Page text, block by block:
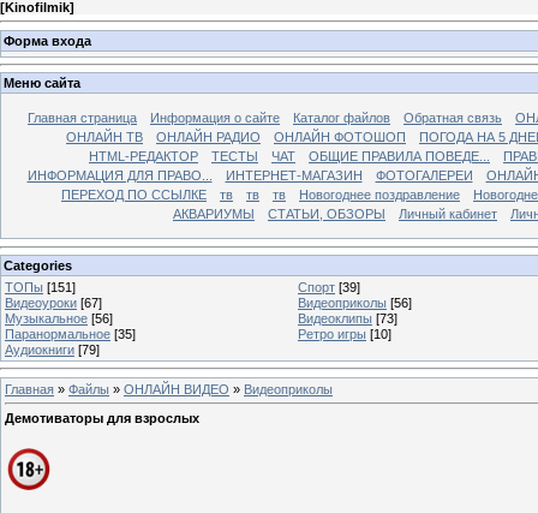
[Kinofilmik]
Форма входа
Меню сайта
Главная страница Информация о сайте Каталог файлов Обратная связь
ОНЛАЙН ТВ
ОНЛАЙН РАДИО ОНЛАЙН ФОТОШОП
ПОГОДА НА 5
HTML-РЕДАКТОР
ТЕСТЫ ЧАТ ОБЩИЕ ПРАВИЛА ПОВЕДЕ...
ИНФОРМАЦИЯ ДЛЯ ПРАВО...
ИНТЕРНЕТ-МАГАЗИН ФОТОГАЛЕРЕИ
ПЕРЕХОД ПО ССЫЛКЕ
тв тв тв Новогоднее поздравление
АКВАРИУМЫ
СТАТЬИ, ОБЗОРЫ Личный кабинет
Categories
ТОПы [151] Спорт [39]
Видеоуроки [67] Видеоприколы [56]
Музыкальное [56] Видеоклипы [73]
Паранормальное [35] Ретро игры [10]
Аудиокниги [79]
Главная » Файлы » ОНЛАЙН ВИДЕО » Видеоприколы
Демотиваторы для взрослых